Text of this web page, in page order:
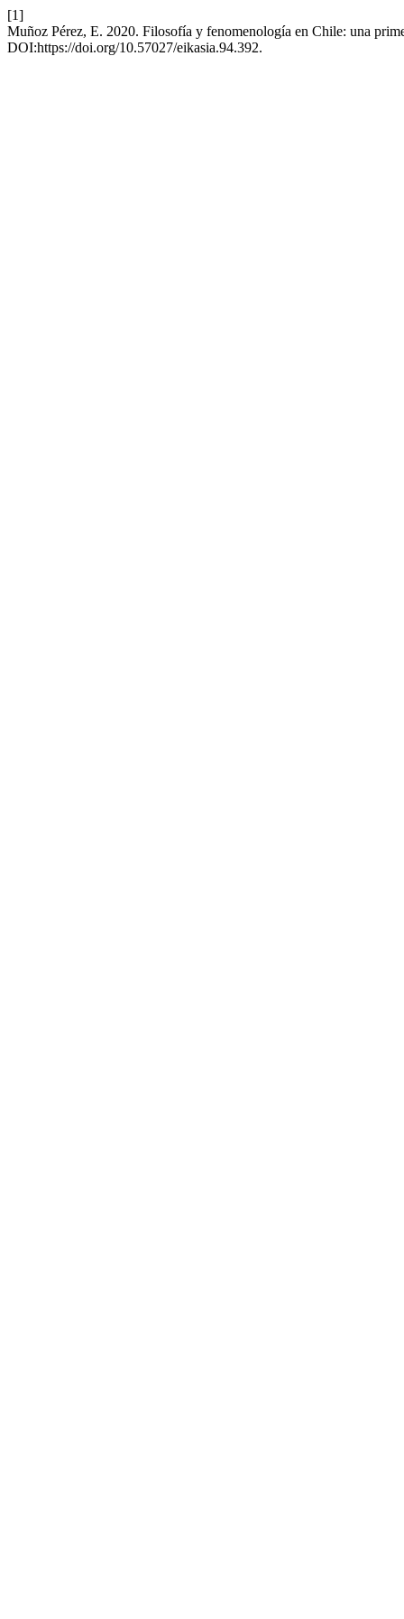
[1]
Muñoz Pérez, E. 2020. Filosofía y fenomenología en Chile: una
DOI:https://doi.org/10.57027/eikasia.94.392.